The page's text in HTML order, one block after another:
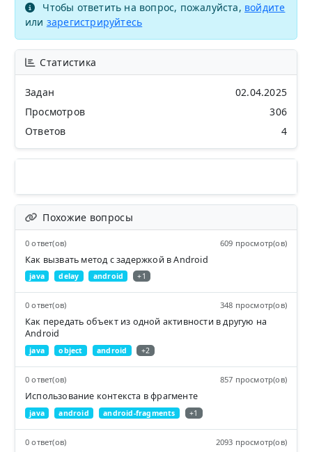
Чтобы ответить на вопрос, пожалуйста, войдите
или зарегистрируйтесь
Статистика
Задан
02.04.2025
Просмотров
306
Ответов
4
Похожие вопросы
0 ответ(ов) 609 просмотр(ов)
Как вызвать метод с задержкой в Android
java delay android +1
0 ответ(ов) 348 просмотр(ов)
Как передать объект из одной активности в другую на
Android
java object android +2
0 ответ(ов) 857 просмотр(ов)
Использование контекста в фрагменте
java android android-fragments +1
0 ответ(ов) 2093 просмотр(ов)